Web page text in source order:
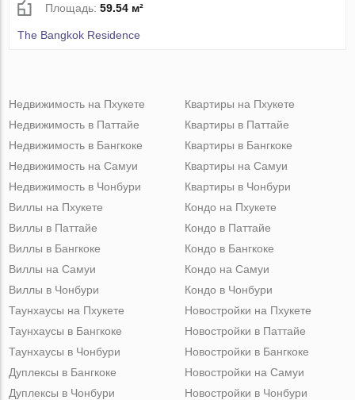
Площадь:59.54 м²
The Bangkok Residence
Недвижимость на Пхукете
Недвижимость в Паттайе
Недвижимость в Бангкоке
Недвижимость на Самуи
Недвижимость в Чонбури
Квартиры на Пхукете
Квартиры в Паттайе
Квартиры в Бангкоке
Квартиры на Самуи
Квартиры в Чонбури
Виллы на Пхукете
Виллы в Паттайе
Виллы в Бангкоке
Виллы на Самуи
Виллы в Чонбури
Кондо на Пхукете
Кондо в Паттайе
Кондо в Бангкоке
Кондо на Самуи
Кондо в Чонбури
Таунхаусы на Пхукете
Таунхаусы в Бангкоке
Таунхаусы в Чонбури
Дуплексы в Бангкоке
Дуплексы в Чонбури
Новостройки на Пхукете
Новостройки в Паттайе
Новостройки в Бангкоке
Новостройки на Самуи
Новостройки в Чонбури